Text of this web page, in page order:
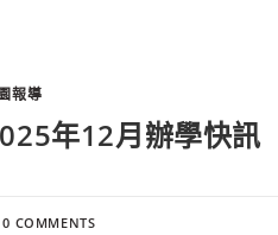
報導
年12月辦學快訊
0 COMMENTS